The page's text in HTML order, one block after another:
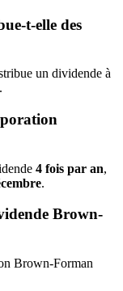
t-elle des
un dividende à
.
4 fois par an,
.
Brown-
Brown-Forman